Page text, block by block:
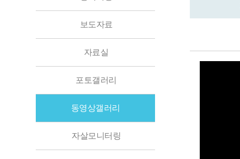
보도자료
자료실
포토갤러리
동영상갤러리
자살모니터링